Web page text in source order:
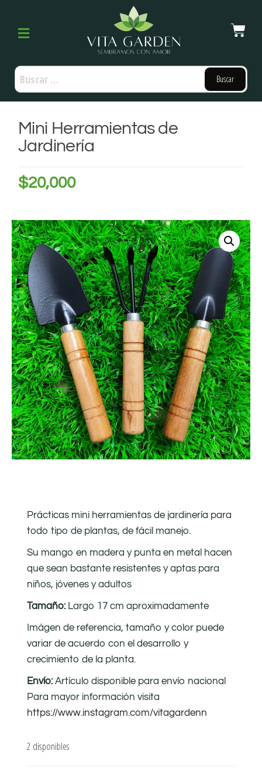
Mini Herramientas de
Jardinería
$20,000
Prácticas mini herramientas de jardinería para
todo tipo de plantas, de fácil manejo.
Su mango en madera y punta en metal hacen
que sean bastante resistentes y aptas para
niños, jóvenes y adultos
Tamaño: Largo 17 cm aproximadamente
Imágen de referencia, tamaño y color puede
variar de acuerdo con el desarrollo y
crecimiento de la planta.
Envío:Artículo disponible para envío nacional
Para mayor información visita
https://www.instagram.com/vitagardenn
2 disponibles